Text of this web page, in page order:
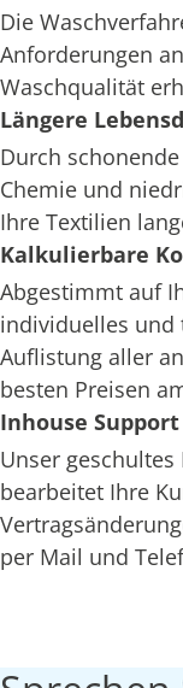
Die
Anforderungen
Waschqualität
Längere
Durch
Chemie und
Ihre Textilien
Kalkulierbare
Abgestimmt auf
individuelles und
Auflistung aller
besten Preisen
Inhouse Support
Unser geschultes
bearbeitet Ihre
per Mail und